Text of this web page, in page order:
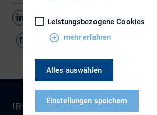
Teilen
IR-Wissen Kontakt Newsletter
Leistungsbezogene Cookies
mehr erfahren
Alles auswählen
Einstellungen speichern